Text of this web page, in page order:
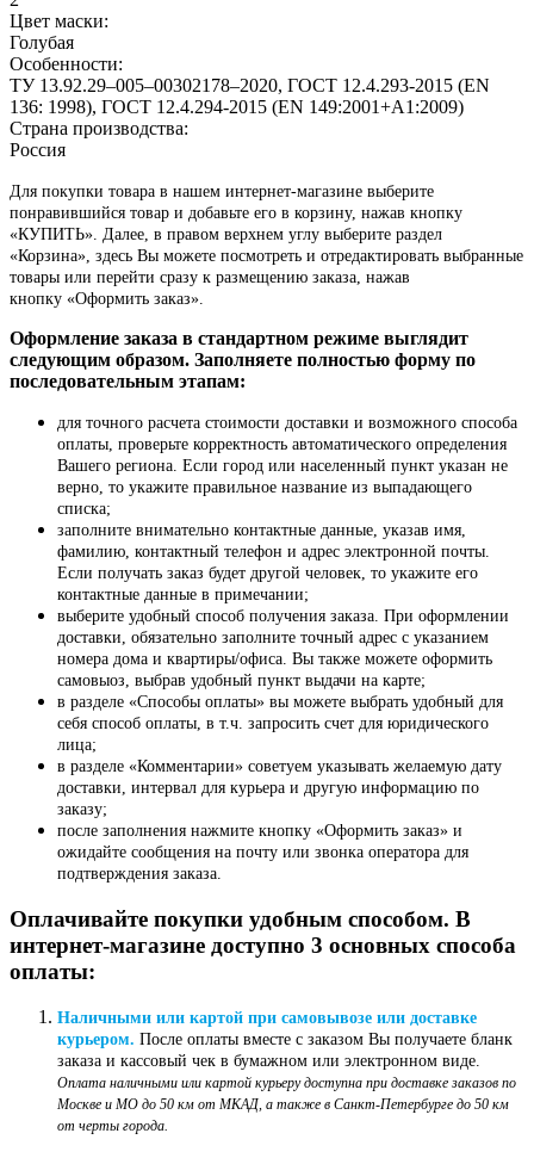
Цвет маски:
Голубая
Особенности:
ТУ 13.92.29–005–00302178–2020, ГОСТ 12.4.293-2015 (EN
136: 1998), ГОСТ 12.4.294-2015 (EN 149:2001+А1:2009)
Страна производства:
Россия
Для покупки товара в нашем интернет-магазине выберите
понравившийся товар и добавьте его в корзину, нажав кнопку
«КУПИТЬ». Далее, в правом верхнем углу выберите раздел
«Корзина», здесь Вы можете посмотреть и отредактировать выбранные
товары или перейти сразу к размещению заказа, нажав
кнопку «Оформить заказ».
Оформление заказа в стандартном режиме выглядит
следующим образом. Заполняете полностью форму по
последовательным этапам:
для точного расчета стоимости доставки и возможного способа
оплаты, проверьте корректность автоматического определения
Вашего региона. Если город или населенный пункт указан не
верно, то укажите правильное название из выпадающего
списка;
заполните внимательно контактные данные, указав имя,
фамилию, контактный телефон и адрес электронной почты.
Если получать заказ будет другой человек, то укажите его
контактные данные в примечании;
выберите удобный способ получения заказа. При оформлении
доставки, обязательно заполните точный адрес с указанием
номера дома и квартиры/офиса. Вы также можете оформить
самовыоз, выбрав удобный пункт выдачи на карте;
в разделе «Способы оплаты» вы можете выбрать удобный для
себя способ оплаты, в т.ч. запросить счет для юридического
лица;
в разделе «Комментарии» советуем указывать желаемую дату
доставки, интервал для курьера и другую информацию по
заказу;
после заполнения нажмите кнопку «Оформить заказ» и
ожидайте сообщения на почту или звонка оператора для
подтверждения заказа.
Оплачивайте покупки удобным способом. В
интернет-магазине доступно 3 основных способа
оплаты:
Наличными или картой при самовывозе или доставке
курьером. После оплаты вместе с заказом Вы получаете бланк
заказа и кассовый чек в бумажном или электронном виде.
Оплата наличными или картой курьеру доступна при доставке заказов по
Москве и МО до 50 км от МКАД, а также в Санкт-Петербурге до 50 км
от черты города.